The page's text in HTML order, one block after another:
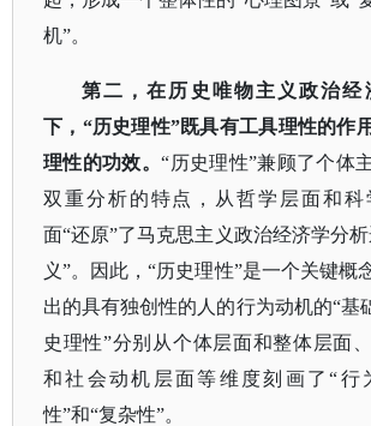
机”。
第二，在历史唯物主义政治经
下， “历史理性”既具有工具理性的作
理性的功效。“历史理性”兼顾了个体
双重分析的特点，从哲学层面和科
面“还原”了马克思主义政治经济学分
义”。因此，“历史理性”是一个关键概
出的具有独创性的人的行为动机的“基
史理性”分别从个体层面和整体层面
和社会动机层面等维度刻画了“行
性”和“复杂性”。